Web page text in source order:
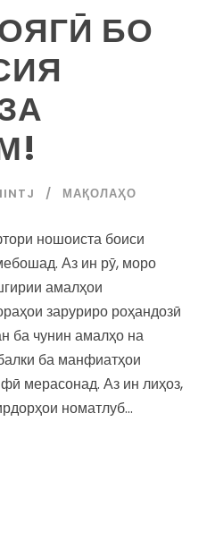
БО
МАҚОЛАҲО
ношоиста боиси
Аз ин рӯ, моро
амалҳои
заруриро роҳандозӣ
ба чунин амалҳо на
ба манфиатҳои
мерасонад. Аз ин лиҳоз,
номатлуб...